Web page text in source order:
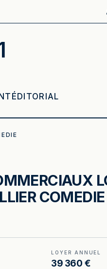
ÉDITORIAL
COMEDIE
LOYER ANNUEL
39 360 €